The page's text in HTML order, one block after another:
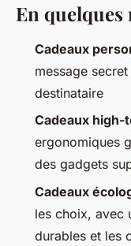
10 idées
ravir un
Claude•24/03/2026
En quelques
Cadeaux
message
destinataire
Cadeaux high-
ergonomiques
des gadgets
Cadeaux
les choix, avec
durables et les